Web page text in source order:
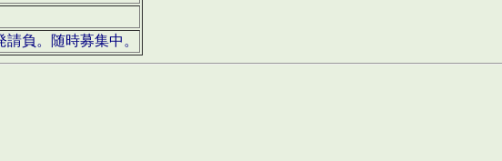
負。随時募集中。